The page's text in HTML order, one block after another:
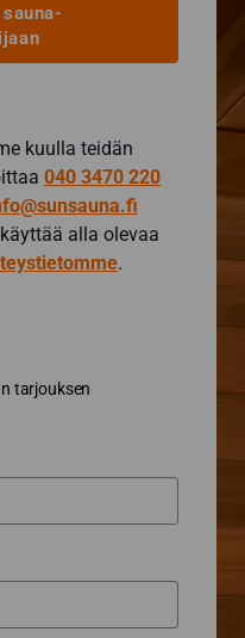
kuulla teidän
040 3470 220
alla olevaa
.
tarjouksen